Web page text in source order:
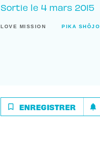
Sortie le 4 mars 2015
LOVE MISSION PIKA SHÔJO
bookmark_border ENREGISTRER notifications